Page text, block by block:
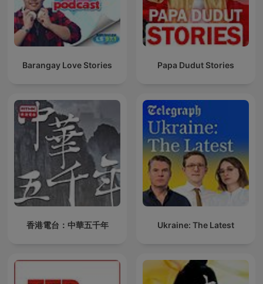
Barangay Love Stories Papa Dudut Stories
香港電台：中華五千年 Ukraine: The Latest